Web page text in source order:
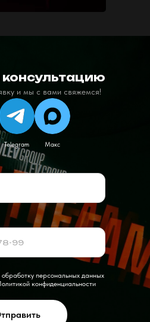
консультацию
и мы с вами свяжемся!
Telegram Макс
персональныхданных
конфиденциальности